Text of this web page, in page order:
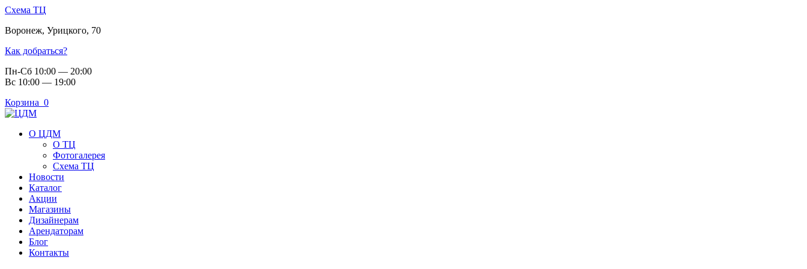
Схема ТЦ
Воронеж, Урицкого, 70
Как добраться?
Пн-Сб 10:00 — 20:00
Вс 10:00 — 19:00
Корзина 0
О ЦДМ
О ТЦ
Фотогалерея
Схема ТЦ
Новости
Каталог
Акции
Магазины
Дизайнерам
Арендаторам
Блог
Контакты